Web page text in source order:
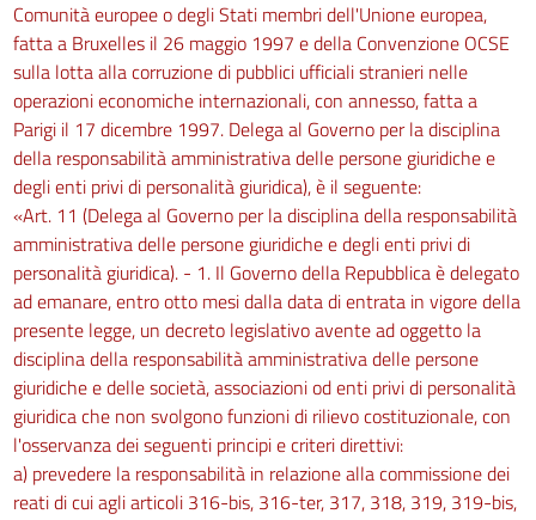
Sanzioni
170
171
Titolo VII
ATTREZZATURE MUNITE DI VIDEOTERMINALI
Capo I
Disposizioni generali
172
173
Capo II
Obblighi del datore di lavoro, dei dirigenti e dei preposti
174
175
Comunità europee o degli Stati membri dell'Unione europea,
fatta a Bruxelles il 26 maggio 1997 e della Convenzione OCSE
sulla lotta alla corruzione di pubblici ufficiali stranieri nelle
operazioni economiche internazionali, con annesso, fatta a
Parigi il 17 dicembre 1997. Delega al Governo per la disciplina
della responsabilità amministrativa delle persone giuridiche e
degli enti privi di personalità giuridica), è il seguente:
«Art. 11 (Delega al Governo per la disciplina della responsabilità
amministrativa delle persone giuridiche e degli enti privi di
personalità giuridica). - 1. Il Governo della Repubblica è delegato
ad emanare, entro otto mesi dalla data di entrata in vigore della
presente legge, un decreto legislativo avente ad oggetto la
disciplina della responsabilità amministrativa delle persone
giuridiche e delle società, associazioni od enti privi di personalità
giuridica che non svolgono funzioni di rilievo costituzionale, con
l'osservanza dei seguenti principi e criteri direttivi:
a) prevedere la responsabilità in relazione alla commissione dei
reati di cui agli articoli 316-bis, 316-ter, 317, 318, 319, 319-bis,